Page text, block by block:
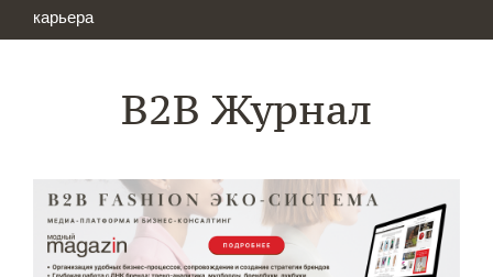
карьера
B2B Журнал